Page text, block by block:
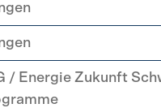
/ Energie Zukunft